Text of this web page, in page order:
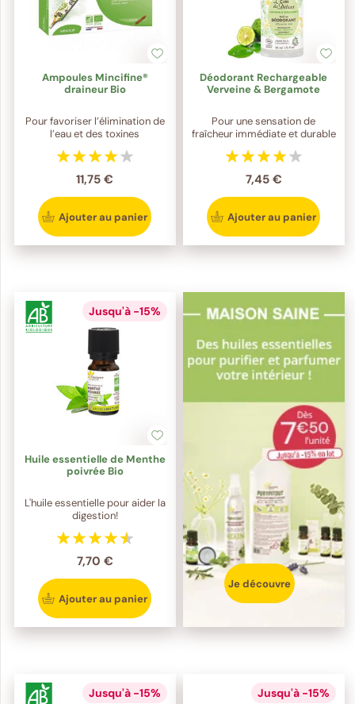
Ampoules Mincifine®
draineur Bio
Pour favoriser l’élimination de
l’eau et des toxines
11,75 €
Ajouter au panier
Déodorant Rechargeable
Verveine & Bergamote
Pour une sensation de
fraîcheur immédiate et durable
7,45 €
Ajouter au panier
Jusqu'à -15%
Huile essentielle de Menthe
poivrée Bio
L'huile essentielle pour aider la
digestion!
7,70 €
Ajouter au panier
Je découvre
Jusqu'à -15% Jusqu'à -15%